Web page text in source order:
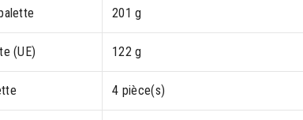
201 g
(UE) 122 g
4 pièce(s)